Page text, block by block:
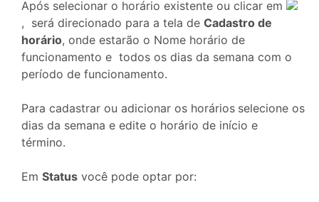
Após selecionar o horário existente ou clicar em
, será direcionado para a tela de Cadastro de
horário, onde estarão o Nome horário de
funcionamento e todos os dias da semana com o
período de funcionamento.
Para cadastrar ou adicionar os horários selecione os
dias da semana e edite o horário de início e
término.
Em Status você pode optar por: